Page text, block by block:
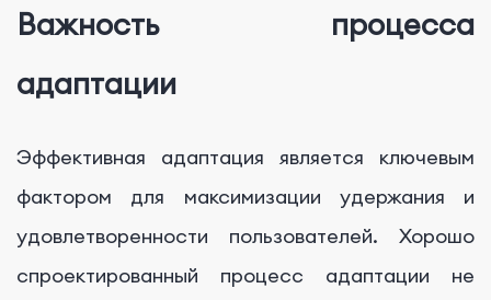
Важность процесса
адаптации
Эффективная адаптация является ключевым
фактором для максимизации удержания и
удовлетворенности пользователей. Хорошо
спроектированный процесс адаптации не